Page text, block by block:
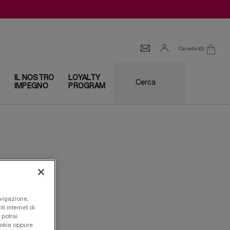
Carrello 0
0 prodotto
IL NOSTRO
IMPEGNO
LOYALTY
PROGRAM
Cerca
internet di
oppure